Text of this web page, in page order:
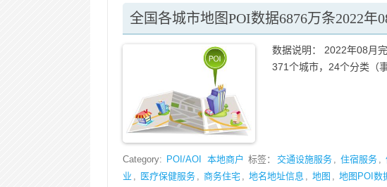
全国各城市地图POI数据6876万条2022年
数据说明： 2022年08月
371个城市，24个分类（
Category: POI/AOI 本地商户 标签： 交通设施服务 , 住宿服务 ,
业 , 医疗保健服务 , 商务住宅 , 地名地址信息 , 地图 , 地图POI数